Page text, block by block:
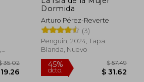
$ 27.39
45%
dcto. $
Dormida
Arturo Pérez-Reverte
(3)
Penguin, 2024, Tapa
Blanda, Nuevo